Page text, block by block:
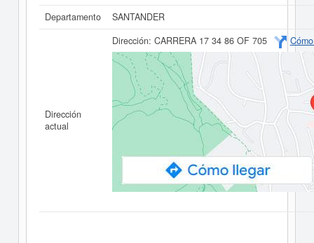
Departamento
SANTANDER
Dirección
actual
Dirección: CARRERA 17 34 86 OF 705